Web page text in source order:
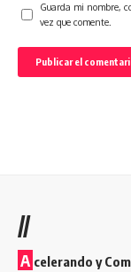
Guarda mi nombre,
vez que comente.
//
A celerando y